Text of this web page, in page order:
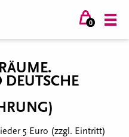
0
5 Euro (zzgl. Eintritt)